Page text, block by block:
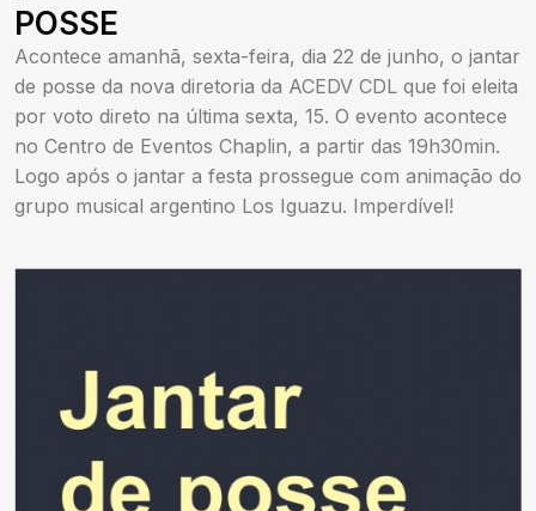
POSSE
Acontece amanhã, sexta-feira, dia 22 de junho, o jantar
de posse da nova diretoria da ACEDV CDL que foi eleita
por voto direto na última sexta, 15. O evento acontece
no Centro de Eventos Chaplin, a partir das 19h30min.
Logo após o jantar a festa prossegue com animação do
grupo musical argentino Los Iguazu. Imperdível!